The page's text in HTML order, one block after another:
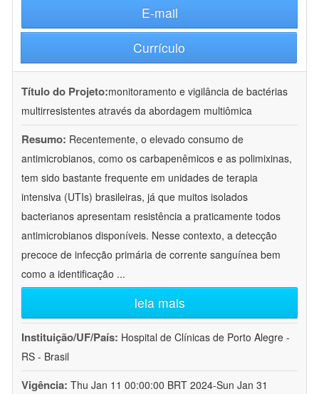
E-mail
Currículo
Título do Projeto:monitoramento e vigilância de bactérias
multirresistentes através da abordagem multiômica
Resumo: Recentemente, o elevado consumo de
antimicrobianos, como os carbapenêmicos e as polimixinas,
tem sido bastante frequente em unidades de terapia
intensiva (UTIs) brasileiras, já que muitos isolados
bacterianos apresentam resistência a praticamente todos
antimicrobianos disponíveis. Nesse contexto, a detecção
precoce de infecção primária de corrente sanguínea bem
como a identificação ...
leia mais
Instituição/UF/País: Hospital de Clínicas de Porto Alegre -
RS - Brasil
Vigência: Thu Jan 11 00:00:00 BRT 2024-Sun Jan 31